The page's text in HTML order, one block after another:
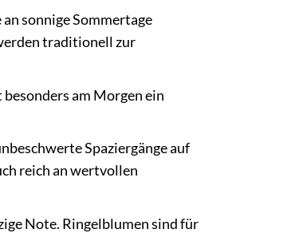
sonnige Sommertage
traditionell zur
am Morgen ein
Spaziergänge auf
reich an wertvollen
Note. Ringelblumen sind für